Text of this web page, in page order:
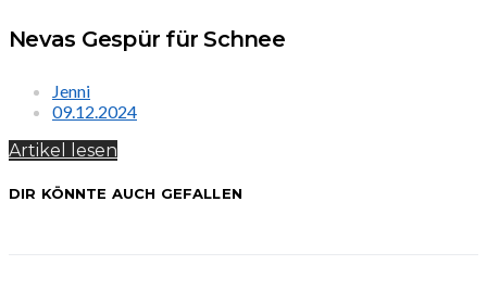
Nevas Gespür für Schnee
Jenni
09.12.2024
Artikel lesen
DIR KÖNNTE AUCH GEFALLEN